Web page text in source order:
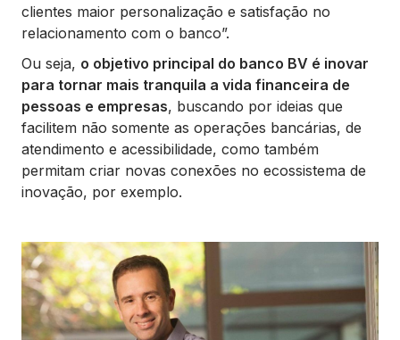
clientes maior personalização e satisfação no
relacionamento com o banco”.
Ou seja, o objetivo principal do banco BV é inovar
para tornar mais tranquila a vida financeira de
pessoas e empresas, buscando por ideias que
facilitem não somente as operações bancárias, de
atendimento e acessibilidade, como também
permitam criar novas conexões no ecossistema de
inovação, por exemplo.